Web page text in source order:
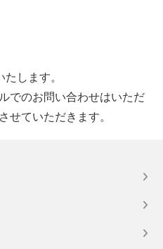
します。
でのお問い合わせはいただ
せていただきます。